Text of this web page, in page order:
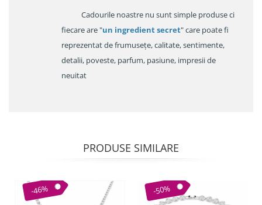
Cadourile noastre nu sunt simple produse ci
fiecare are "un ingredient secret" care poate fi
reprezentat de frumusețe, calitate, sentimente,
detalii, poveste, parfum, pasiune, impresii de
neuitat
PRODUSE SIMILARE
-46% -50%